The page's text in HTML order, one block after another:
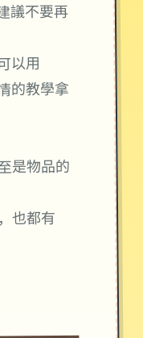
議不要再
以用
的教學拿
是物品的
也都有